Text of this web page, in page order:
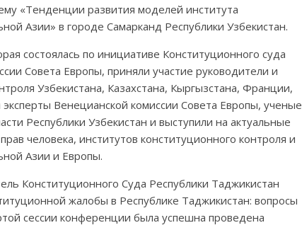
«Тенденции развития моделей института
Азии» в городе Самарканд Республики Узбекистан.
состоялась по инициативе Конституционного суда
Совета Европы, приняли участие руководители и
Узбекистана, Казахстана, Кыргызстана, Франции,
Венецианской комиссии Совета Европы, ученые
Республики Узбекистан и выступили на актуальные
человека, институтов конституционного контроля и
Азии и Европы.
Конституционного Суда Республики Таджикистан
жалобы в Республике Таджикистан: вопросы
сессии конференции была успешна проведена